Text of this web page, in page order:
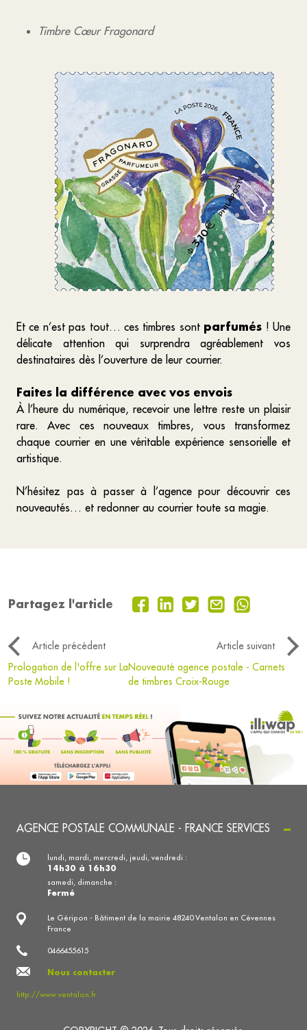
Timbre Cœur Fragonard
Et ce n’est pas tout… ces timbres sont parfumés ! Une
délicate attention qui surprendra agréablement vos
destinataires dès l’ouverture de leur courrier.
Faites la différence avec vos envois
À l’heure du numérique, recevoir une lettre reste un plaisir
rare. Avec ces nouveaux timbres, vous transformez
chaque courrier en une véritable expérience sensorielle et
artistique.
N’hésitez pas à passer à l’agence pour découvrir ces
nouveautés… et redonner au courrier toute sa magie.
Partagez l'article
Article précédent
Article suivant
Prologation de l'offre sur La
Poste Mobile !
Nouveauté agence postale - Carnets
de timbres Croix-Rouge
AGENCE POSTALE COMMUNALE - FRANCE SERVICES
Le Géripon - Bâtiment de la mairie 48240 Ventalon en Cévennes
France
0466455615
Nous contacter
http://www.ventalon.fr
lundi, mardi, mercredi, jeudi, vendredi :
14h30 à 16h30
samedi, dimanche :
Fermé